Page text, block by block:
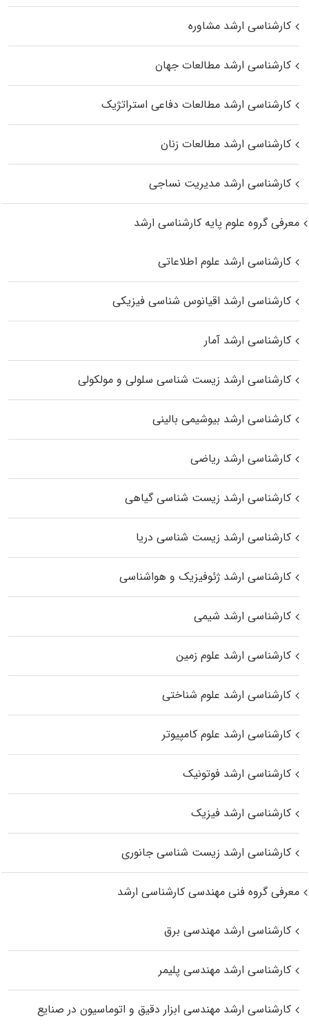
کارشناسی ارشد مشاوره
کارشناسی ارشد مطالعات جهان
کارشناسی ارشد مطالعات دفاعی استراتژیک
کارشناسی ارشد مطالعات زنان
کارشناسی ارشد مدیریت نساجی
معرفی گروه علوم پایه کارشناسی ارشد
کارشناسی ارشد علوم اطلاعاتی
کارشناسی ارشد اقیانوس‌ شناسی فیزیکی
کارشناسی ارشد آمار
کارشناسی ارشد زیست شناسی سلولی و مولکولی
کارشناسی ارشد بیوشیمی بالینی
کارشناسی ارشد ریاضی
کارشناسی ارشد زیست‌ شناسی گیاهی
کارشناسی ارشد زیست‌ شناسی دریا
کارشناسی ارشد ژئوفیزیک و هواشناسی
کارشناسی ارشد شیمی
کارشناسی ارشد علوم زمین
کارشناسی ارشد علوم شناختی
کارشناسی ارشد علوم کامپیوتر
کارشناسی ارشد فوتونیک
کارشناسی ارشد فیزیک
کارشناسی ارشد زیست‌ شناسی جانوری
معرفی گروه فنی مهندسی کارشناسی ارشد
کارشناسی ارشد مهندسی برق
کارشناسی ارشد مهندسی پلیمر
کارشناسی ارشد مهندسی ابزار دقیق و اتوماسیون در صنایع